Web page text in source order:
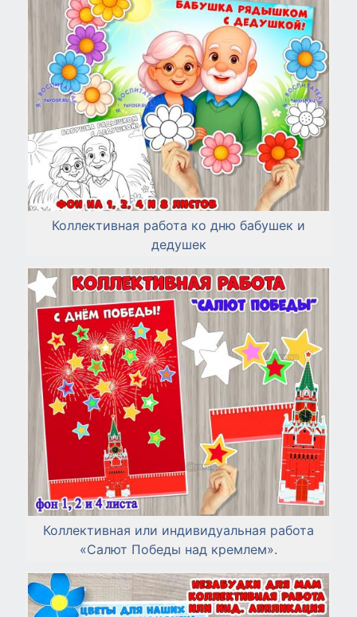
Коллективная работа ко дню бабушек и
дедушек
Коллективная или индивидуальная работа
«Салют Победы над кремлем».